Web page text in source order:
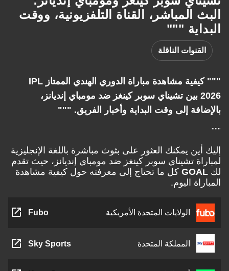
المباشر، القناة التلفزيونية، ووقت
"""
الناقلة
""" كيفية مشاهدة مباراة الدوري الهندي الممتاز IPL
بين تشيناي سوبر كينغز ضد مومباي إنديانز،
إلى وقت البداية وأخبار الفريق. """
يمكنك العثور على بثوث مباشرة باللغة الإنجليزية
تشيناي سوبر كينغز ضد مومباي إنديانز، حيث تقدم
كل ما تحتاج إلى معرفته حول كيفية مشاهدة
اليوم.
الولايات المتحدة الأمريكية
المملكة المتحدة Sky Sports